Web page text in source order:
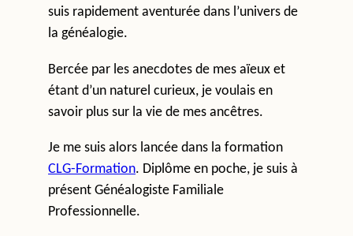
suis rapidement aventurée dans l’univers de
la généalogie.
Bercée par les anecdotes de mes aïeux et
étant d’un naturel curieux, je voulais en
savoir plus sur la vie de mes ancêtres.
Je me suis alors lancée dans la formation
CLG-Formation. Diplôme en poche, je suis à
présent Généalogiste Familiale
Professionnelle.